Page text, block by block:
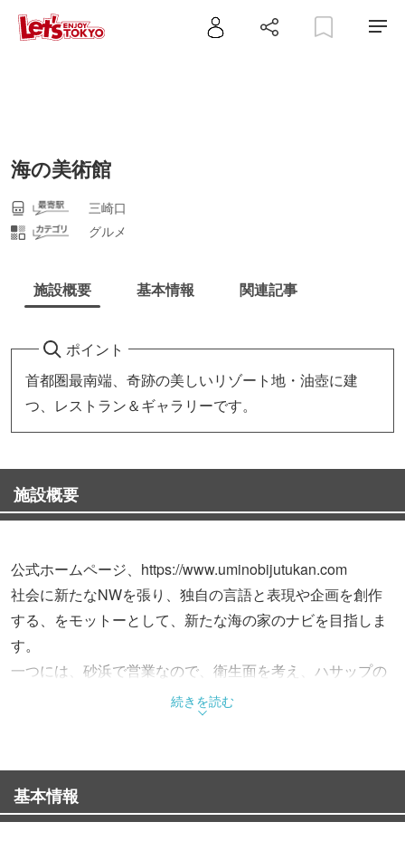
海の美術館
三崎口
グルメ
施設概要 基本情報 関連記事
ポイント
首都圏最南端、奇跡の美しいリゾート地・油壺に建
つ、レストラン＆ギャラリーです。
施設概要
公式ホームページ、https://www.uminobijutukan.com
社会に新たなNWを張り、独自の言語と表現や企画を創作
する、をモットーとして、新たな海の家のナビを目指しま
す。
一つには、砂浜で営業なので、衛生面を考え、ハサップの
二つ目は、奇跡的に残った美しい自然保全を考え、テイク
三つ目は、大人の居場所として、ジャズや古物、芸術品販
売。
日々、社会（戦場）で戦っている戦士の休息所です。
続きを読む
基本情報